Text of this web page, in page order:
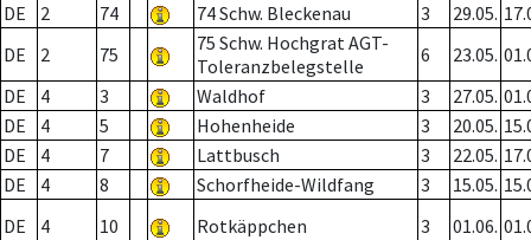
DE
2 74 74 Schw. Bleckenau 3 29.05.
DE
2 75
75 Schw. Hochgrat AGT-
Toleranzbelegstelle
6 23.05.
DE
4 3 Waldhof 3 27.05.
DE
4 5 Hohenheide 3 20.05.
DE
4 7 Lattbusch 3 22.05.
DE
4 8 Schorfheide-Wildfang 3 15.05.
DE
4 10 Rotkäppchen 3 01.06.